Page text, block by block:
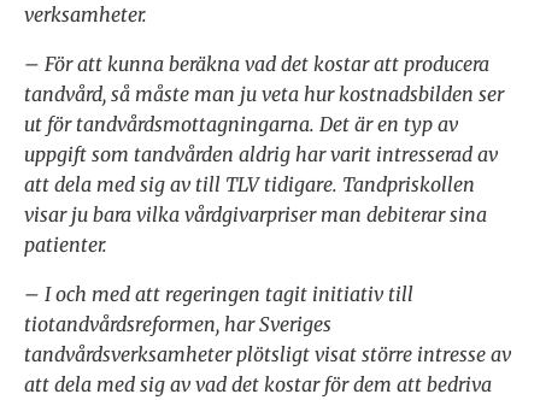
verksamheter.
– För att kunna beräkna vad det kostar att producera
tandvård, så måste man ju veta hur kostnadsbilden ser
ut för tandvårdsmottagningarna. Det är en typ av
uppgift som tandvården aldrig har varit intresserad av
att dela med sig av till TLV tidigare. Tandpriskollen
visar ju bara vilka vårdgivarpriser man debiterar sina
patienter.
– I och med att regeringen tagit initiativ till
tiotandvårdsreformen, har Sveriges
tandvårdsverksamheter plötsligt visat större intresse av
att dela med sig av vad det kostar för dem att bedriva